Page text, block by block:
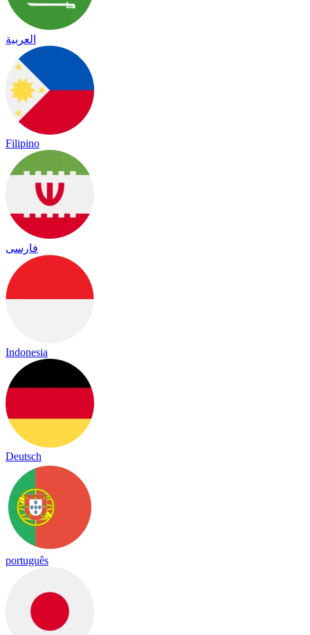
العربية
Filipino
فارسی
Indonesia
Deutsch
português